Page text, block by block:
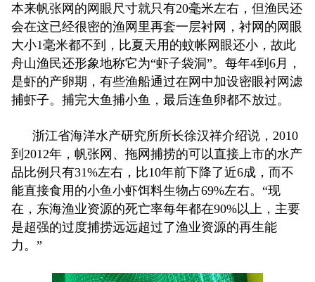
本来帆张网的网眼尺寸就只有20毫米左右，但渔民还
会在这已经很密的渔网里再套一层衬网，衬网的网眼
大小1毫米都不到，比夏天用的蚊帐网眼还小，故此
舟山渔民还形象地称它为“虾子袋洞”。每年4到6月，
是虾的产卵期，有些渔船通过在网中加设密眼衬网滤
捕虾子。捕完大鱼捕小鱼，最后连鱼卵都不放过。
浙江省海洋水产研究所所长徐汉祥介绍说，2010
到2012年，帆张网、拖网捕捞的可以直接上市的水产
品比例只有31%左右，比10年前下降了近6成，而不
能直接食用的小鱼小虾饵料生物占69%左右。“现
在，东海渔业资源的死亡率每年都在90%以上，主要
是超强的过度捕捞远远超过了渔业资源的再生能
力。”